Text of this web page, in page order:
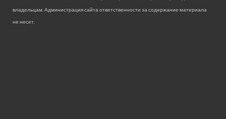
владельцам. Администрация сайта ответственности за содержание материала
не несет.